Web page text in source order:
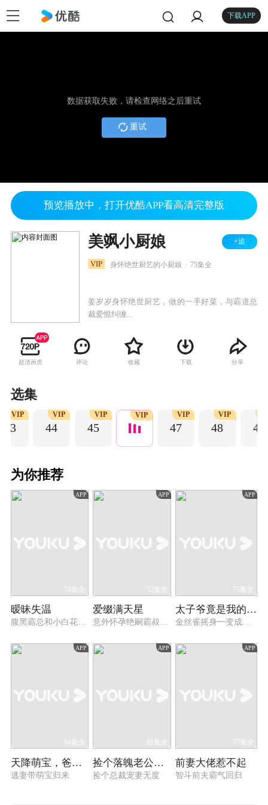
下载APP
数据获取失败，请检查网络之后重试
重试
预览播放中，打开优酷APP看高清完整版
美飒小厨娘 +追
VIP 身怀绝世厨艺的小厨娘 75集全
姜岁岁身怀绝世厨艺，做的一手好菜，与霸道总
裁爱恨纠缠...
超清画质 评论 收藏 下载 分享
选集
43
VIP
44
VIP
45
VIP VIP
47
VIP
48
VIP
49
为你推荐
APP
78集全
暧昧失温
腹黑霸总和小白花日久生情
APP
52集全
爱缀满天星
意外怀孕绝嗣霸叔宠上天
APP
75集全
太子爷竟是我的金丝雀
金丝雀摇身一变成京圈大佬
APP
94集全
天降萌宝，爸爸去哪儿了
逃妻带萌宝归来
APP
81集全
捡个落魄老公是千亿总裁
捡个总裁宠妻无度
APP
77集全
前妻大佬惹不起
智斗前夫霸气回归